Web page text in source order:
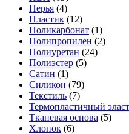
Перья (4)
Пластик (12)
Поликарбонат (1)
Полипропилен (2)
Полиуретан (24)
Полиэстер (5)
Сатин (1)
Силикон (79)
Текстиль (7)
Термопластичный
Тканевая основа (5)
Хлопок (6)